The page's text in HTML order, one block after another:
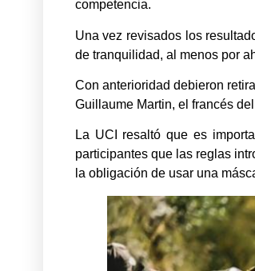
competencia.
Una vez revisados los
de tranquilidad, al menos por
Con anterioridad debieron
Guillaume Martin, el francés
La UCI resaltó que es
participantes que las reglas
la obligación de usar una